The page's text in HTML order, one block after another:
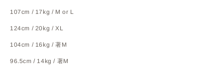
107cm / 17kg / M or L
124cm / 20kg / XL
104cm / 16kg / 著M
96.5cm / 14kg / 著M